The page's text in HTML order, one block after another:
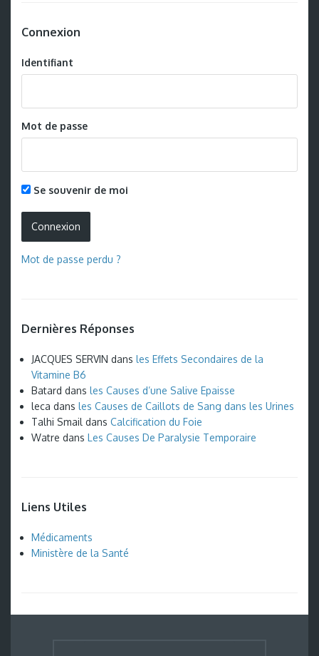
Connexion
Identifiant
Mot de passe
Se souvenir de moi
Mot de passe perdu ?
Dernières Réponses
JACQUES SERVIN dans les Effets Secondaires de la
Vitamine B6
Batard dans les Causes d’une Salive Epaisse
leca dans les Causes de Caillots de Sang dans les Urines
Talhi Smail dans Calcification du Foie
Watre dans Les Causes De Paralysie Temporaire
Liens Utiles
Médicaments
Ministère de la Santé